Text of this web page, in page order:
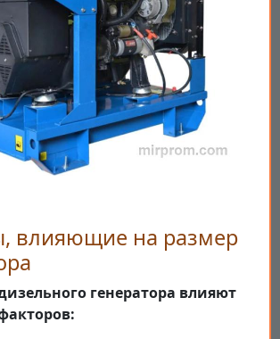
влияющие на размер
генератора влияют